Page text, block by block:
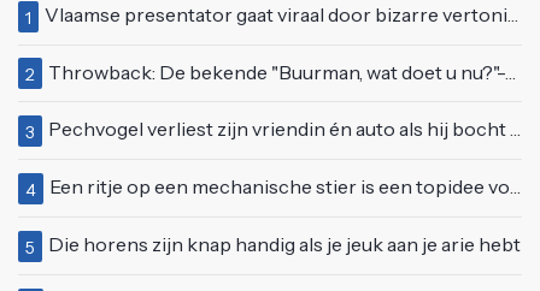
1 Vlaamse presentator gaat viraal door bizarre vertoning op live televisie: "Helemaal stijf van de bloem"
2 Throwback: De bekende "Buurman, wat doet u nu?"-scène uit Flodder met Tatjana Šimić
3 Pechvogel verliest zijn vriendin én auto als hij bocht te scherp neemt
4 Een ritje op een mechanische stier is een topidee voor een eerste date
5 Die horens zijn knap handig als je jeuk aan je arie hebt